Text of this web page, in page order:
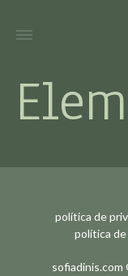
política de
política